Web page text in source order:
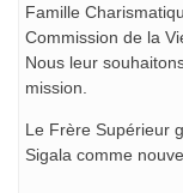
Famille
Commission de la
Nous leur
mission.
Le Frère Supérieur
Sigala comme